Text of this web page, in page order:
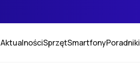
AktualnościSprzętSmartfonyPoradniki